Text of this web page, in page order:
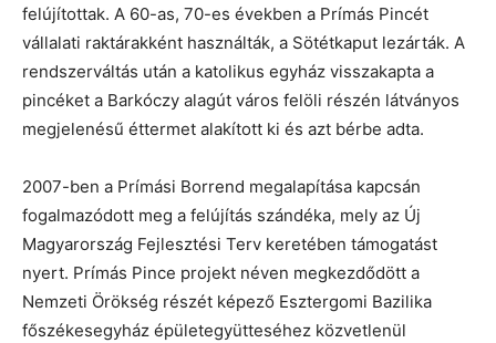
felújítottak. A 60-as, 70-es években a Prímás Pincét
vállalati raktárakként használták, a Sötétkaput lezárták. A
rendszerváltás után a katolikus egyház visszakapta a
pincéket a Barkóczy alagút város felöli részén látványos
megjelenésű éttermet alakított ki és azt bérbe adta.
2007-ben a Prímási Borrend megalapítása kapcsán
fogalmazódott meg a felújítás szándéka, mely az Új
Magyarország Fejlesztési Terv keretében támogatást
nyert. Prímás Pince projekt néven megkezdődött a
Nemzeti Örökség részét képező Esztergomi Bazilika
főszékesegyház épületegyütteséhez közvetlenül